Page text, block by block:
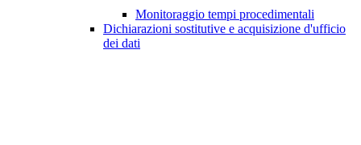
Monitoraggio tempi procedimentali
Dichiarazioni sostitutive e acquisizione d'ufficio
dei dati